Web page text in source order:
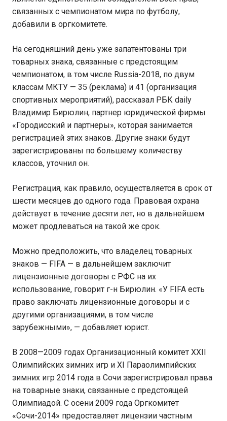
связанных с чемпионатом мира по футболу,
добавили в оргкомитете.
На сегодняшний день уже запатентованы три
товарных знака, связанные с предстоящим
чемпионатом, в том числе Russia-2018, по двум
классам МКТУ — 35 (реклама) и 41 (организация
спортивных мероприятий), рассказал РБК daily
Владимир Бирюлин, партнер юридической фирмы
«Городисский и партнеры», которая занимается
регистрацией этих знаков. Другие знаки будут
зарегистрированы по большему количеству
классов, уточнил он.
Регистрация, как правило, осуществляется в срок от
шести месяцев до одного года. Правовая охрана
действует в течение десяти лет, но в дальнейшем
может продлеваться на такой же срок.
Можно предположить, что владелец товарных
знаков — FIFA — в дальнейшем заключит
лицензионные договоры с РФС на их
использование, говорит г-н Бирюлин. «У FIFA есть
право заключать лицензионные договоры и с
другими организациями, в том числе
зарубежными», — добавляет юрист.
В 2008—2009 годах Организационный комитет XXII
Олимпийских зимних игр и XI Параолимпийских
зимних игр 2014 года в Сочи зарегистрировал права
на товарные знаки, связанные с предстоящей
Олимпиадой. С осени 2009 года Оргкомитет
«Сочи-2014» предоставляет лицензии частным